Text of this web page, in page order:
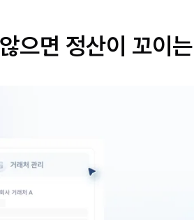
으면 정산이 꼬이